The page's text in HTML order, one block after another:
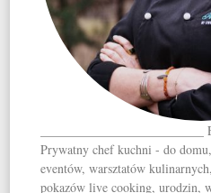
Prywatny chef kuchni - do
eventów, warsztatów
pokazów live cooking, urodzin,